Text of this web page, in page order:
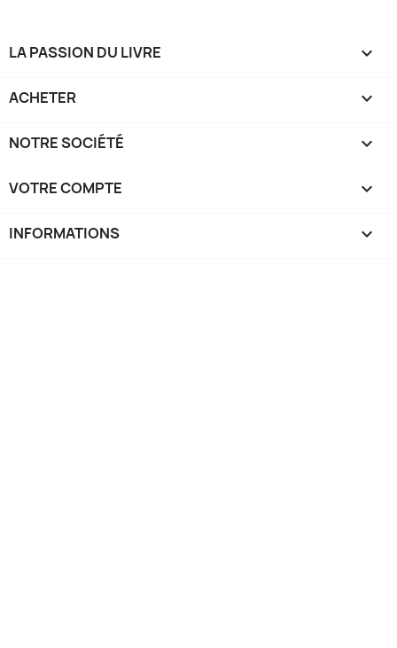
LA PASSION DU LIVRE 
ACHETER 
NOTRE SOCIÉTÉ 
VOTRE COMPTE 
INFORMATIONS keyboard_arrow_down